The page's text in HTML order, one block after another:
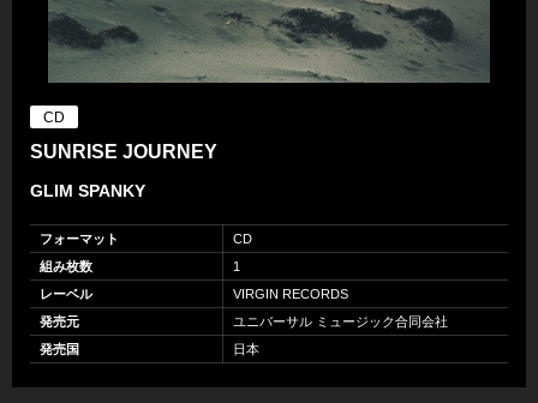
CD
SUNRISE JOURNEY
GLIM SPANKY
フォーマット
CD
組み枚数
1
レーベル
VIRGIN RECORDS
発売元
ユニバーサル ミュージック合同会社
発売国
日本